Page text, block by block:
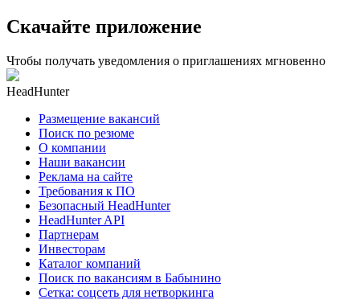
Скачайте приложение
Чтобы получать уведомления о приглашениях мгновенно
HeadHunter
Размещение вакансий
Поиск по резюме
О компании
Наши вакансии
Реклама на сайте
Требования к ПО
Безопасный HeadHunter
HeadHunter API
Партнерам
Инвесторам
Каталог компаний
Поиск по вакансиям в Бабынино
Сетка: соцсеть для нетворкинга